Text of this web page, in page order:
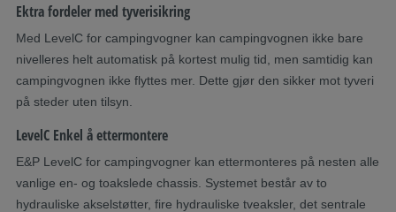
Ektra fordeler med tyverisikring
Med LevelC for campingvogner kan campingvognen ikke bare
nivelleres helt automatisk på kortest mulig tid, men samtidig kan
campingvognen ikke flyttes mer. Dette gjør den sikker mot tyveri
på steder uten tilsyn.
LevelC Enkel å ettermontere
E&P LevelC for campingvogner kan ettermonteres på nesten alle
vanlige en- og toakslede chassis. Systemet består av to
hydrauliske akselstøtter, fire hydrauliske tveaksler, det sentrale